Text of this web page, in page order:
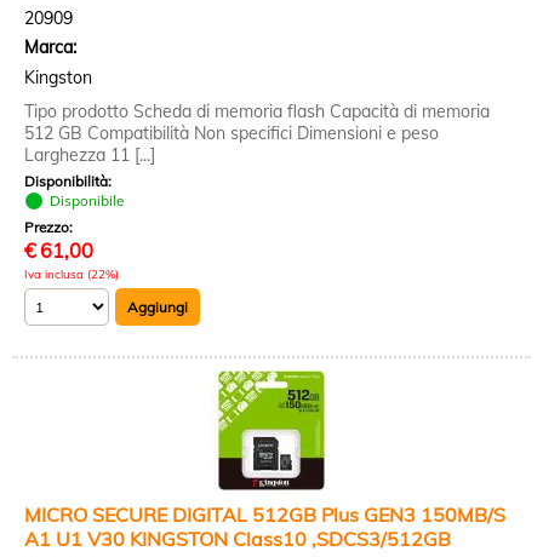
20909
Marca:
Kingston
Tipo prodotto Scheda di memoria flash Capacità di memoria
512 GB Compatibilità Non specifici Dimensioni e peso
Larghezza 11 [...]
Disponibilità:
Disponibile
Prezzo:
€ 61,00
Iva inclusa (22%)
MICRO SECURE DIGITAL 512GB Plus GEN3 150MB/S
A1 U1 V30 KINGSTON Class10 ,SDCS3/512GB